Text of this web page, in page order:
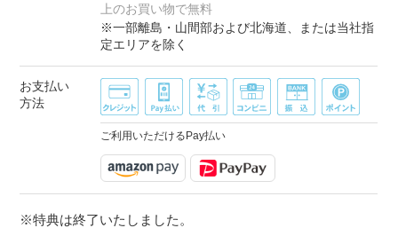
上のお買い物で無料
※一部離島・山間部および北海道、または当社指
定エリアを除く
お支払い
方法
ご利用いただけるPay払い
※特典は終了いたしました。